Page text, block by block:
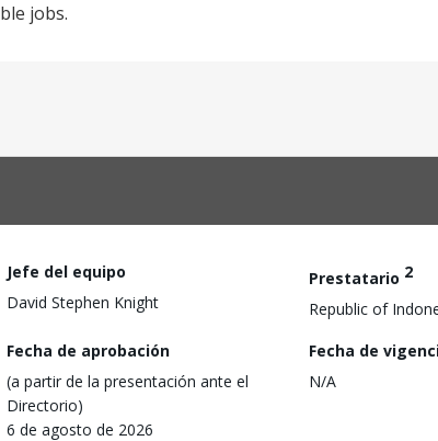
jobs.
Jefe del equipo
David Stephen Knight
Prestatario 2
Republic of
Fecha de aprobación
(a partir de la presentación ante el
Directorio)
6 de agosto de 2026
Fecha de
N/A